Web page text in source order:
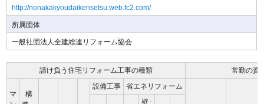
http://nonakakyoudaikensetsu.web.fc2.com/
所属団体
一般社団法人全建総連リフォーム協会
請け負う住宅リフォーム工事の種類 常勤の資
マ
構
設備工事 省エネリフォーム
壁･